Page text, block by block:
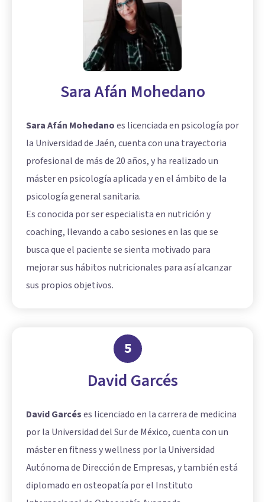
Sara Afán Mohedano
Sara Afán Mohedanoes licenciada en psicología por
la Universidad de Jaén, cuenta con una trayectoria
profesional de más de 20 años, y ha realizado un
máster en psicología aplicada y en el ámbito de la
psicología general sanitaria.
Es conocida por ser especialista en nutrición y
coaching, llevando a cabo sesiones en las que se
busca que el paciente se sienta motivado para
mejorar sus hábitos nutricionales para así alcanzar
sus propios objetivos.
5
David Garcés
David Garcéses licenciado en la carrera de medicina
por la Universidad del Sur de México, cuenta con un
máster en fitness y wellness por la Universidad
Autónoma de Dirección de Empresas, y también está
diplomado en osteopatía por el Instituto